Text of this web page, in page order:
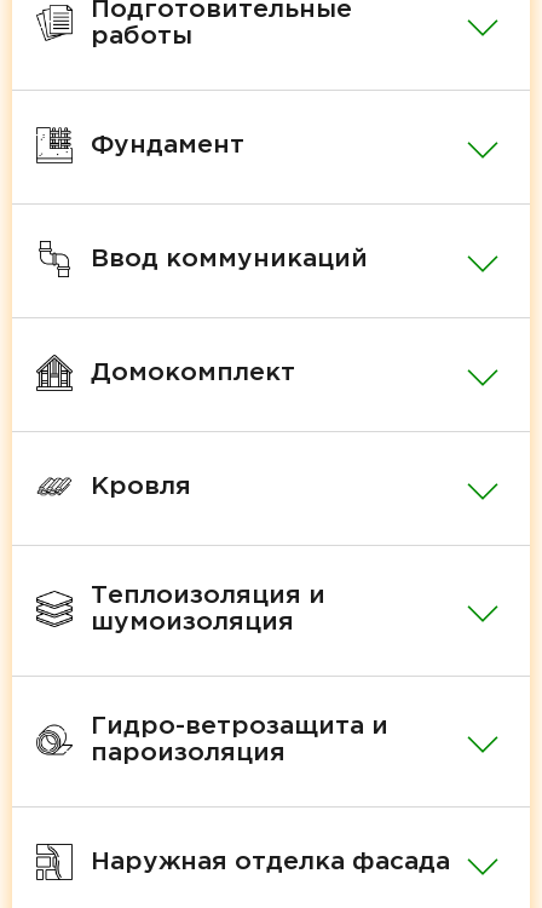
Подготовительные
работы
Фундамент
Ввод коммуникаций
Домокомплект
Кровля
Теплоизоляция и
шумоизоляция
Гидро-ветрозащита и
пароизоляция
Наружная отделка фасада